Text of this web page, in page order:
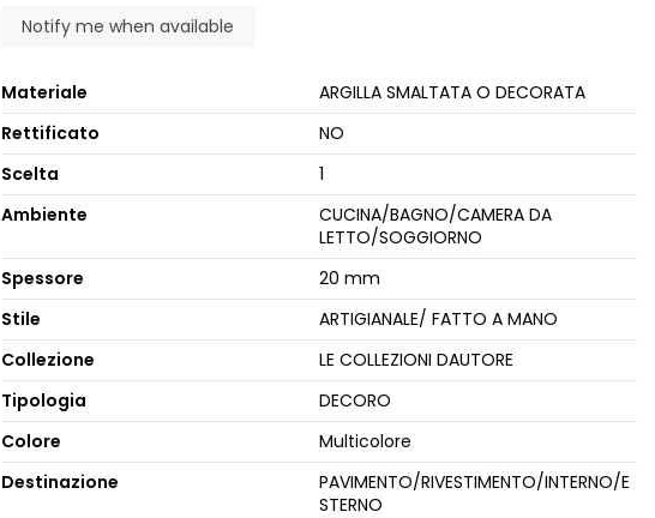
Materiale
ARGILLA SMALTATA O DECORATA
Rettificato
NO
Scelta
1
Ambiente
CUCINA/BAGNO/CAMERA DA
LETTO/SOGGIORNO
Spessore
20 mm
Stile
ARTIGIANALE/ FATTO A MANO
Collezione
LE COLLEZIONI DAUTORE
Tipologia
DECORO
Colore
Multicolore
Destinazione
PAVIMENTO/RIVESTIMENTO/INTERNO/E
STERNO